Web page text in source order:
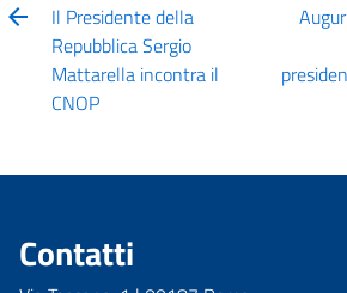
Il Presidente della
Repubblica Sergio
Mattarella incontra il
CNOP
Contatti